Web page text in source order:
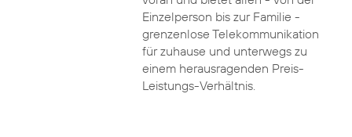
Einzelperson bis zur Familie -
grenzenlose Telekommunikation
für zuhause und unterwegs zu
einem herausragenden Preis-
Leistungs-Verhältnis.